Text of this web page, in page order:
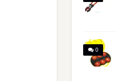
0